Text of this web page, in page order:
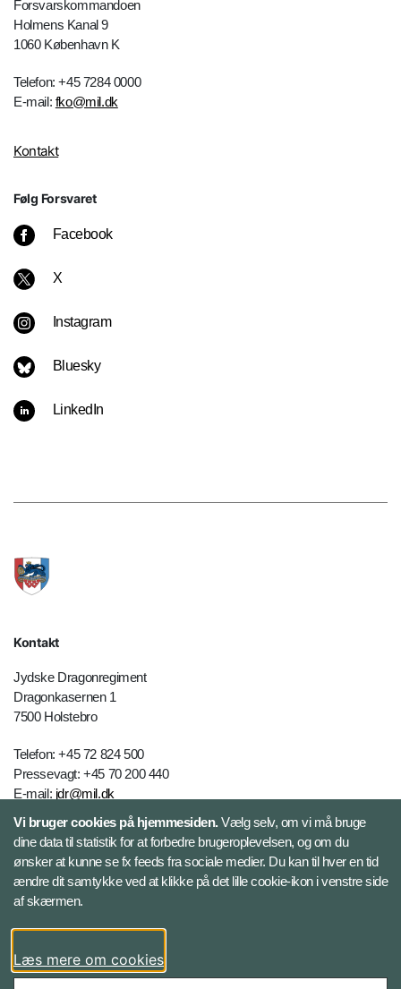
Forsvarskommandoen
Holmens Kanal 9
1060 København K
Telefon: +45 7284 0000
E-mail: fko@mil.dk
Kontakt
Følg Forsvaret
Facebook
X
Instagram
Bluesky
LinkedIn
Kontakt
Jydske Dragonregiment
Dragonkasernen 1
7500 Holstebro
Telefon: +45 72 824 500
Pressevagt: +45 70 200 440
E-mail: jdr@mil.dk
Databeskyttelse
Følg Jydske Dragonregiment
Facebook
Vi bruger cookies på hjemmesiden.Vælg selv, om vi må bruge
dine data til statistik for at forbedre brugeroplevelsen, og om du
ønsker at kunne se fx feeds fra sociale medier. Du kan til hver en tid
ændre dit samtykke ved at klikke på det lille cookie-ikon i venstre side
af skærmen.
Læs mere om cookies